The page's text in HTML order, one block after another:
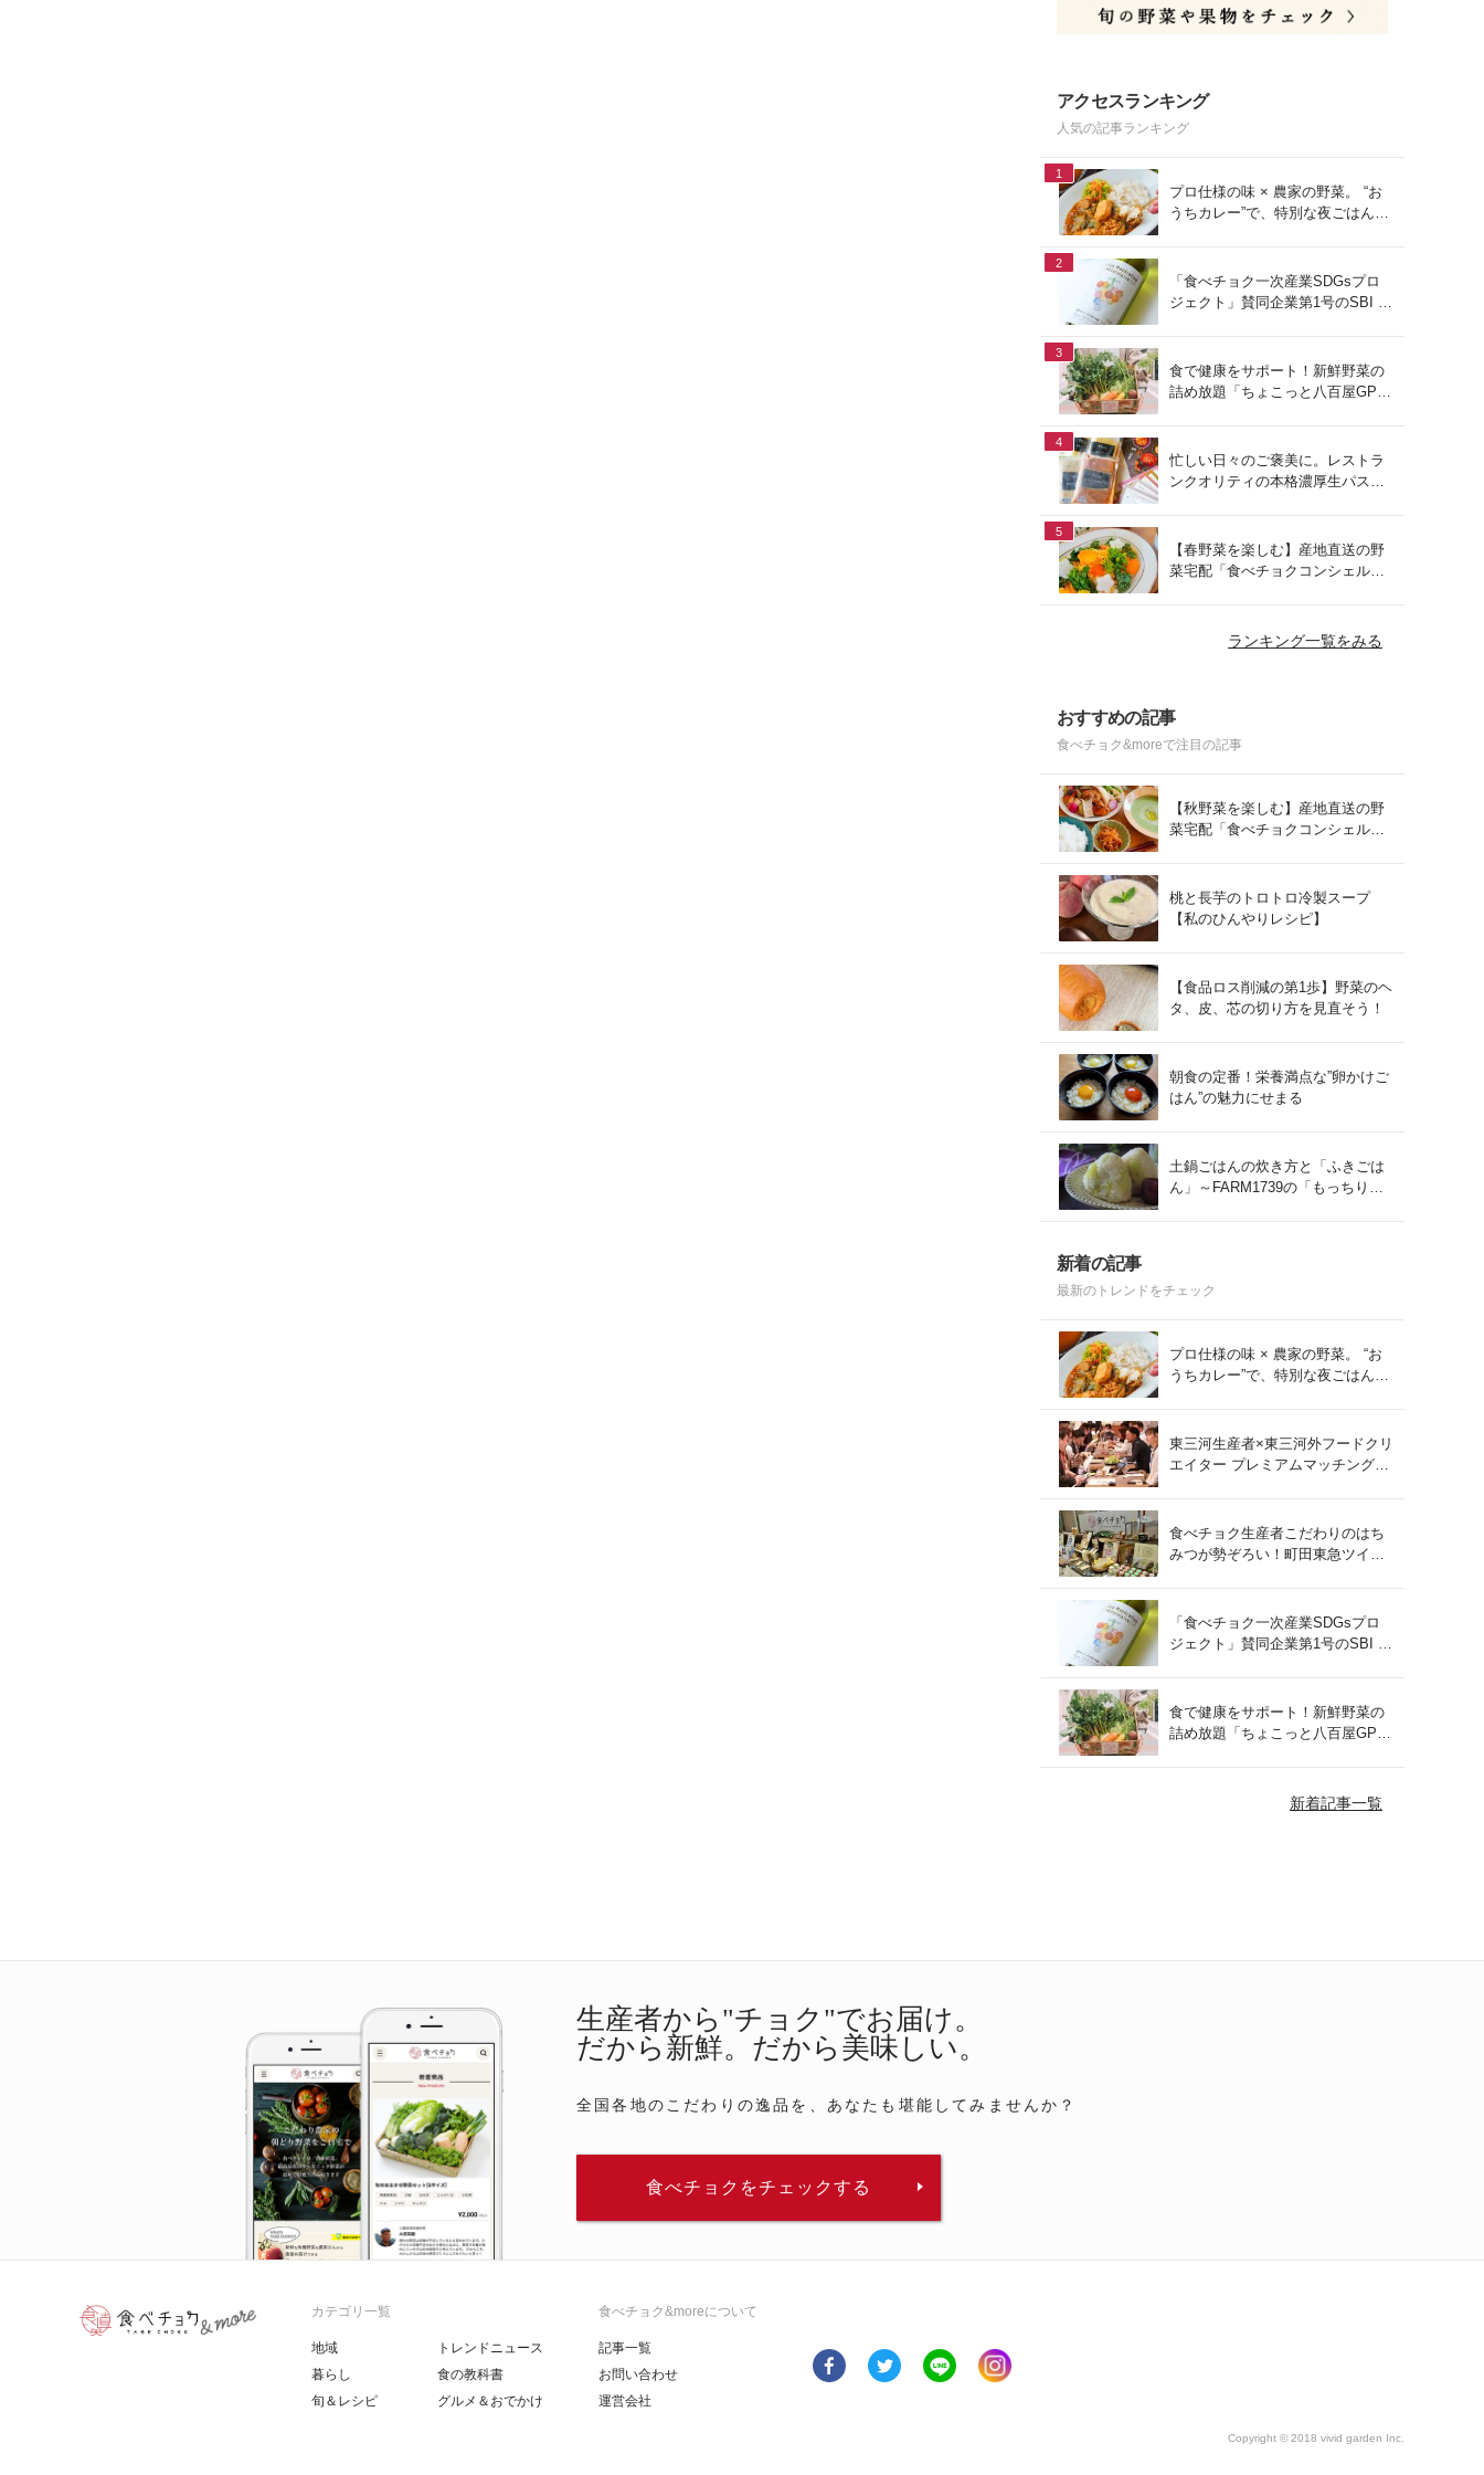
アクセスランキング
人気の記事ランキング
1
プロ仕様の味 × 農家の野菜。 “お
うちカレー”で、特別な夜ごはん
2
「食べチョク一次産業SDGsプロ
ジェクト」賛同企業第1号のSBI F
3
食で健康をサポート！新鮮野菜の
詰め放題「ちょこっと八百屋GP
4
忙しい日々のご褒美に。レストラ
ンクオリティの本格濃厚生パスタ
5
【春野菜を楽しむ】産地直送の野
菜宅配「食べチョクコンシェルジ
ランキング一覧をみる
おすすめの記事
食べチョク&moreで注目の記事
【秋野菜を楽しむ】産地直送の野
菜宅配「食べチョクコンシェルジ
桃と長芋のトロトロ冷製スープ
【私のひんやりレシピ】
【食品ロス削減の第1歩】野菜のヘ
タ、皮、芯の切り方を見直そう！
朝食の定番！栄養満点な”卵かけご
はん”の魅力にせまる
土鍋ごはんの炊き方と「ふきごは
ん」～FARM1739の「もっちりコ
新着の記事
最新のトレンドをチェック
プロ仕様の味 × 農家の野菜。 “お
うちカレー”で、特別な夜ごはん
東三河生産者×東三河外フードクリ
エイター プレミアムマッチング会
食べチョク生産者こだわりのはち
みつが勢ぞろい！町田東急ツイン
「食べチョク一次産業SDGsプロ
ジェクト」賛同企業第1号のSBI F
食で健康をサポート！新鮮野菜の
詰め放題「ちょこっと八百屋GP
新着記事一覧
生産者から"チョク"でお届け。
だから新鮮。だから美味しい。
全国各地のこだわりの逸品を、あなたも堪能してみませんか？
食べチョクをチェックする
カテゴリ一覧
地域
暮らし
旬＆レシピ
トレンドニュース
食の教科書
グルメ＆おでかけ
食べチョク&moreについて
記事一覧
お問い合わせ
運営会社
Copyright © 2018 vivid garden Inc.